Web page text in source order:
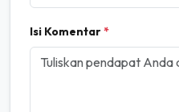
Isi Komentar*